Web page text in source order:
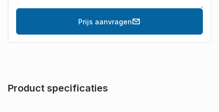
Prijs aanvragen
Product specificaties